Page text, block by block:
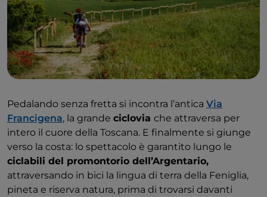
Pedalando senza fretta si incontra l’antica Via
Francigena, la grande ciclovia che attraversa per
intero il cuore della Toscana. E finalmente si giunge
verso la costa: lo spettacolo è garantito lungo le
ciclabili del promontorio dell’Argentario,
attraversando in bici la lingua di terra della Feniglia,
pineta e riserva natura, prima di trovarsi davanti